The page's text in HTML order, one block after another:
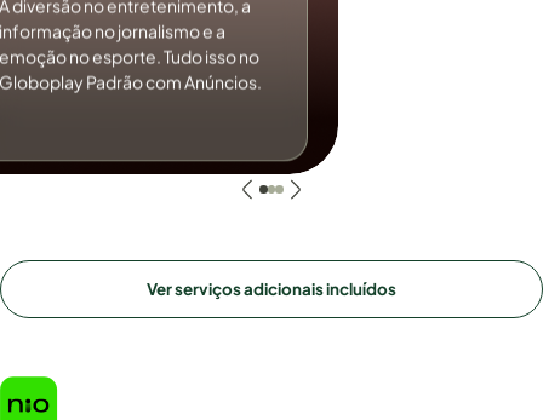
A diversão no entretenimento, a
informação no jornalismo e a
emoção no esporte. Tudo isso no
Globoplay Padrão com Anúncios.
Ver serviços adicionais incluídos